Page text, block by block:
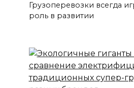
Грузоперевозки всегда
роль в развитии